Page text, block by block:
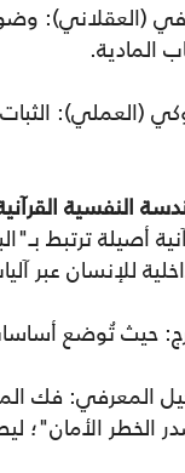
(العقلاني):
المادية.
(العملي):
أصيلة ترتبط
للإنسان
حيث تُوضع
المعرفي: فك
الأمان"؛